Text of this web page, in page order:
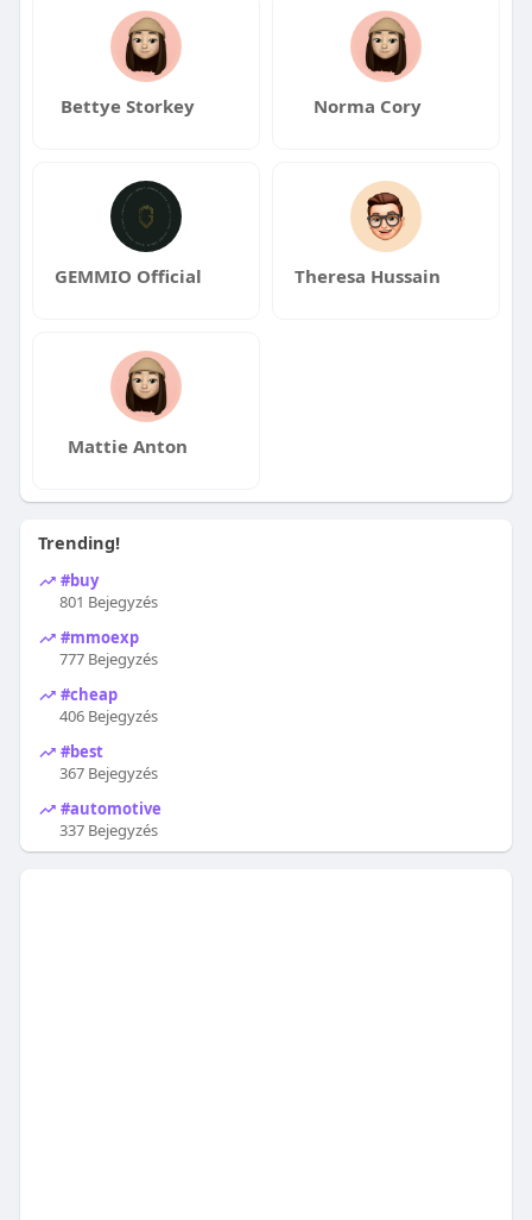
Bettye Storkey Norma Cory
GEMMIO Official Theresa Hussain
Mattie Anton
Trending!
#buy
801 Bejegyzés
#mmoexp
777 Bejegyzés
#cheap
406 Bejegyzés
#best
367 Bejegyzés
#automotive
337 Bejegyzés